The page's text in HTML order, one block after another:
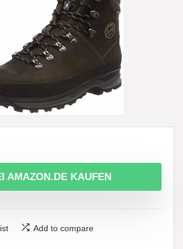
AMAZON.DE KAUFEN
Add to compare